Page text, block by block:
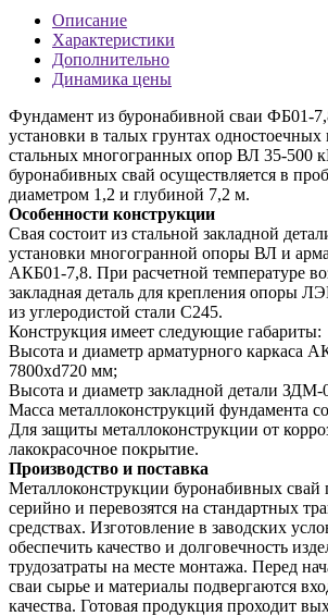
Описание
Характеристики
Дополнительно
Динамика цены
Фундамент из буронабивной сваи ФБ01-
установки в талых грунтах одностоечных
стальных многогранных опор ВЛ 35-500
буронабивных свай осуществляется в
диаметром 1,2 и глубиной 7,2 м.
Особенности конструкции
Свая состоит из стальной закладной
установки многогранной опоры ВЛ и
АКБ01-7,8. При расчетной температуре
закладная деталь для крепления опоры
из углеродистой стали С245.
Конструкция имеет следующие габариты:
Высота и диаметр арматурного каркаса
7800хd720 мм;
Высота и диаметр закладной детали ЗДМ-
Масса металлоконструкций фундамента
Для защиты металлоконструкции от
лакокрасочное покрытие.
Производство и поставка
Металлоконструкции буронабивных свай
серийно и перевозятся на стандартных
средствах. Изготовление в заводских
обеспечить качество и долговечность
трудозатраты на месте монтажа. Перед
сваи сырье и материалы подвергаются
качества. Готовая продукция проходит